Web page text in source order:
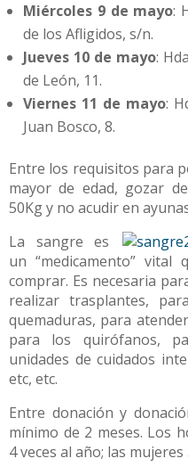
Miércoles 9 de mayo:
de los Afligidos, s/n.
Jueves 10 de mayo:
de León, 11.
Viernes 11 de mayo:
Juan Bosco, 8.
Entre los requisitos para
mayor de edad, gozar
50Kg y no acudir en
La sangre es
un “medicamento”
comprar. Es necesaria
realizar trasplantes,
quemaduras, para
para los quirófanos,
unidades de cuidados
etc, etc.
Entre donación y
mínimo de 2 meses. Los
4 veces al año; las mujeres